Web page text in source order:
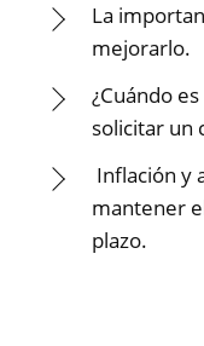
La
mejorarlo.
¿Cuándo
solicitar un
Inflación y
mantener
plazo.